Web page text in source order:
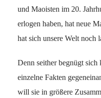
und Maoisten im 20.
erlogen haben, hat neue
hat sich unsere Welt noch
Denn seither begnügt sich
einzelne Fakten
will sie in größere